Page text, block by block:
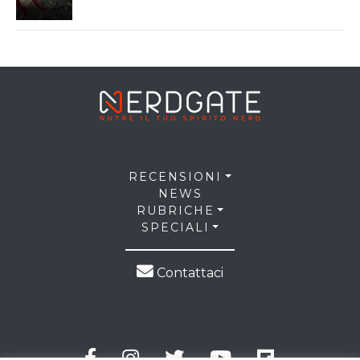
RECENSIONI
NEWS
RUBRICHE
SPECIALI
Contattaci